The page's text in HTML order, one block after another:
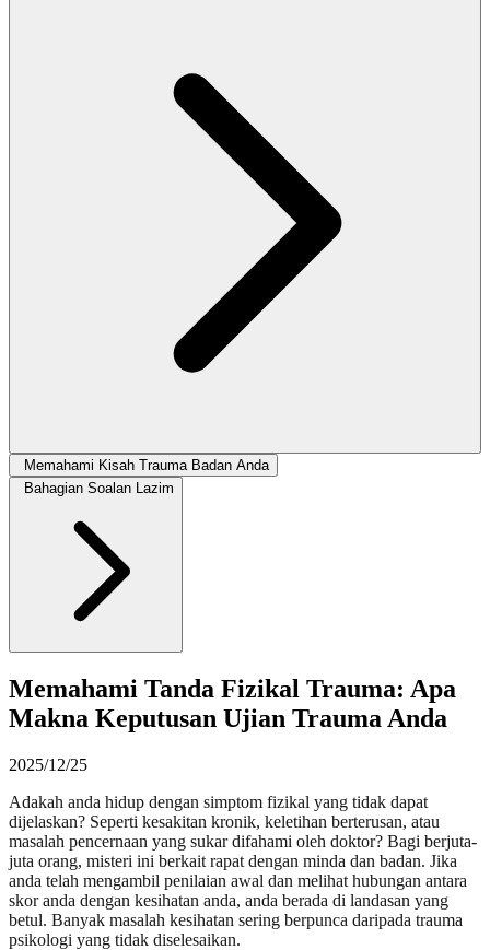
Memahami Kisah Trauma Badan Anda
Bahagian Soalan Lazim
Memahami Tanda Fizikal Trauma: Apa
Makna Keputusan Ujian Trauma Anda
2025/12/25
Adakah anda hidup dengan simptom fizikal yang tidak dapat
dijelaskan? Seperti kesakitan kronik, keletihan berterusan, atau
masalah pencernaan yang sukar difahami oleh doktor? Bagi berjuta-
juta orang, misteri ini berkait rapat dengan minda dan badan. Jika
anda telah mengambil penilaian awal dan melihat hubungan antara
skor anda dengan kesihatan anda, anda berada di landasan yang
betul. Banyak masalah kesihatan sering berpunca daripada trauma
psikologi yang tidak diselesaikan.